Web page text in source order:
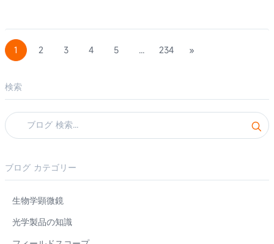
1 2 3 4 5 ... 234 »
検索
ブログ カテゴリー
生物学顕微鏡
光学製品の知識